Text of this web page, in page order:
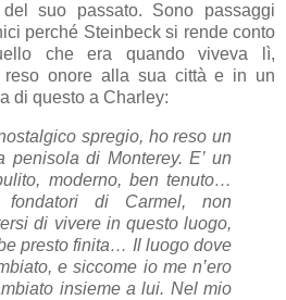
suo passato. Sono passaggi
perché Steinbeck si rende conto
che era quando viveva lì,
reso onore alla sua città e in un
di questo a Charley:
spregio, ho reso un
penisola di Monterey. E’ un
moderno, ben tenuto…
di Carmel, non
di vivere in questo luogo,
presto finita… Il luogo dove
e siccome io me n’ero
insieme a lui. Nel mio